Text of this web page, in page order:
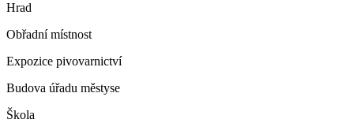
Hrad
Obřadní místnost
Expozice pivovarnictví
Budova úřadu městyse
Škola